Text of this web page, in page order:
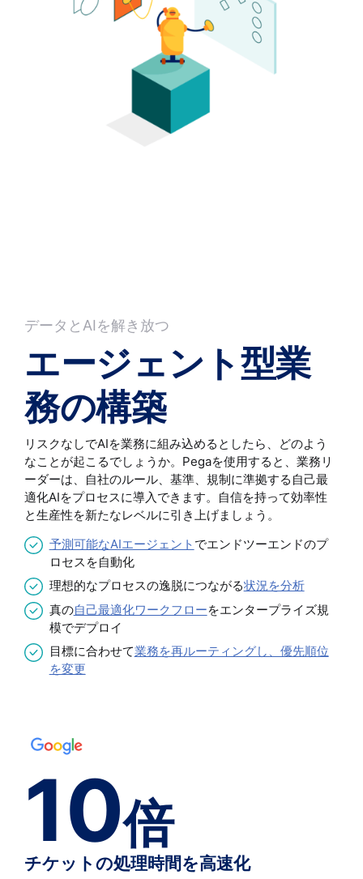
データとAIを解き放つ
エージェント型業
務の構築
リスクなしでAIを業務に組み込めるとしたら、どのよう
なことが起こるでしょうか。Pegaを使用すると、業務リ
ーダーは、自社のルール、基準、規制に準拠する自己最
適化AIをプロセスに導入できます。自信を持って効率性
と生産性を新たなレベルに引き上げましょう。
予測可能なAIエージェント でエンドツーエンドのプ
ロセスを自動化
理想的なプロセスの逸脱につながる状況を分析
真の自己最適化ワークフローをエンタープライズ規
模でデプロイ
目標に合わせて業務を再ルーティングし、優先順位
を変更
10倍
チケットの処理時間を高速化